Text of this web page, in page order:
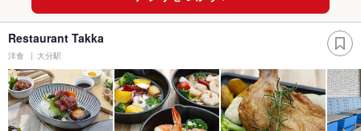
Restaurant Takka
洋食 大分駅